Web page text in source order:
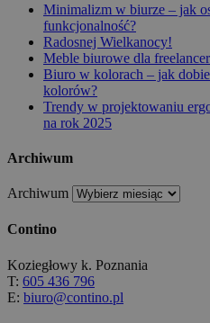
Minimalizm w biurze – jak
funkcjonalność?
Radosnej Wielkanocy!
Meble biurowe dla
Biuro w kolorach – jak
kolorów?
Trendy w projektowaniu
na rok 2025
Archiwum
Archiwum
Contino
Koziegłowy k. Poznania
T: 605 436 796
E: biuro@contino.pl